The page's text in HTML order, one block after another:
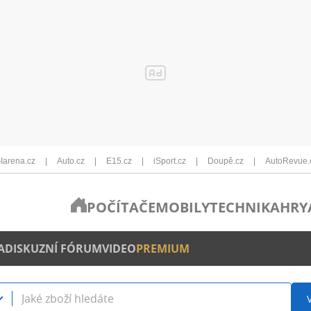
Auto.cz E15.cz iSport.cz Doupě.cz
POČÍTAČEMOBILYTECHNIKAHRY
DISKUZNÍ FÓRUMVIDEOPREMIUM